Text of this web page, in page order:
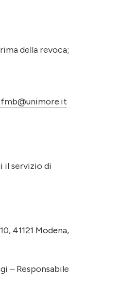
della revoca;
il servizio di
41121 Modena,
– Responsabile